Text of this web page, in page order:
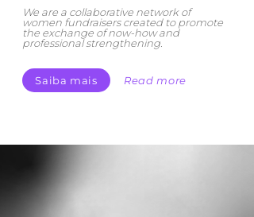
We are a collaborative network of
women fundraisers created to promote
the exchange of now-how and
professional strengthening.
Saiba mais Read more